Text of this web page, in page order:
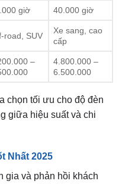
giờ 40.000 giờ
road, SUV
Xe sang, cao
cấp
–
4.800.000 –
6.500.000
chọn tối ưu cho độ đèn
giữa hiệu suất và chi
Nhất 2025
gia và phản hồi khách